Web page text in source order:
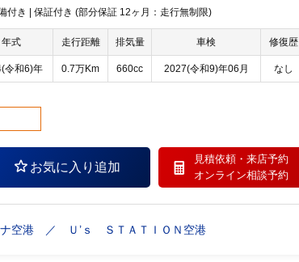
付き | 保証付き (部分保証 12ヶ月：走行無制限)
年式 走行距離 排気量 車検 修復歴
令和6)年 0.7万Km 660cc 2027(令和9)年06月 なし
お気に入り追加
見積依頼・ 来店予約
オンライン相談予約
ナ空港 ／ Ｕ’ｓ ＳＴＡＴＩＯＮ空港